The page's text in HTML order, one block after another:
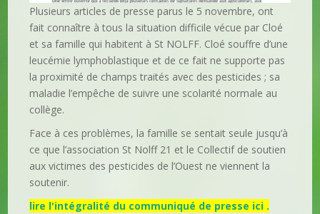
Plusieurs articles de presse parus le 5 novembre, ont
fait connaître à tous la situation difficile vécue par Cloé
et sa famille qui habitent à St NOLFF. Cloé souffre d’une
leucémie lymphoblastique et de ce fait ne supporte pas
la proximité de champs traités avec des pesticides ; sa
maladie l’empêche de suivre une scolarité normale au
collège.
Face à ces problèmes, la famille se sentait seule jusqu’à
ce que l’association St Nolff 21 et le Collectif de soutien
aux victimes des pesticides de l’Ouest ne viennent la
soutenir.
lire l'intégralité du communiqué de presse ici .